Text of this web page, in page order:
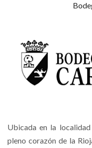
Ubicada en la
pleno corazón de la